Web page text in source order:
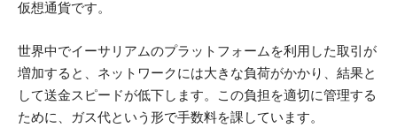
仮想通貨です。
世界中でイーサリアムのプラットフォームを利用した取引が
増加すると、ネットワークには大きな負荷がかかり、結果と
して送金スピードが低下します。この負担を適切に管理する
ために、ガス代という形で手数料を課しています。